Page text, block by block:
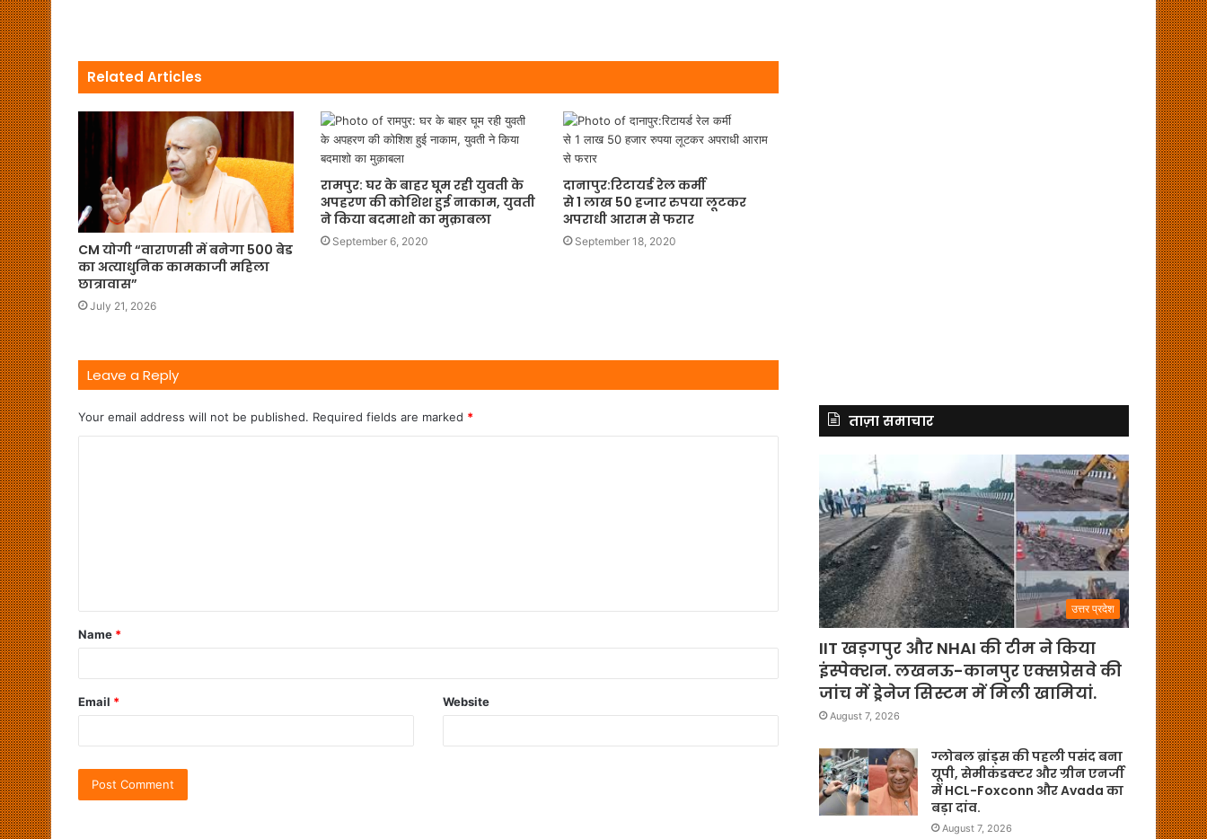
Related Articles
CM योगी “वाराणसी में बनेगा 500 बेड
का अत्याधुनिक कामकाजी महिला
छात्रावास”
July 21, 2026
रामपुर: घर के बाहर घूम रही युवती के
अपहरण की कोशिश हुई नाकाम, युवती
ने किया बदमाशो का मुक़ाबला
September 6, 2020
दानापुर:रिटायर्ड रेल कर्मी
से 1 लाख 50 हजार रुपया लूटकर
अपराधी आराम से फरार
September 18, 2020
Leave a Reply
Your email address will not be published. Required fields are marked *
Name *
Email * Website
ताज़ा समाचार
उत्तर प्रदेश
IIT खड़गपुर और NHAI की टीम ने किया
इंस्पेक्शन. लखनऊ-कानपुर एक्सप्रेसवे की
जांच में ड्रेनेज सिस्टम में मिली खामियां.
August 7, 2026
ग्लोबल ब्रांड्स की पहली पसंद बना
यूपी, सेमीकंडक्टर और ग्रीन एनर्जी
में HCL-Foxconn और Avada का
बड़ा दांव.
August 7, 2026